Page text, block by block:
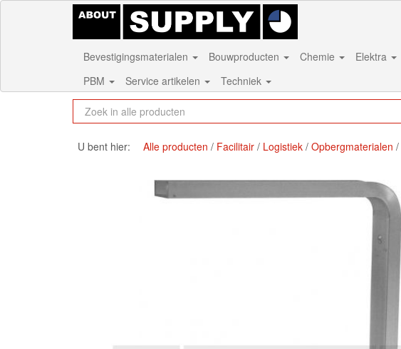
Bevestigingsmaterialen Bouwproducten Chemie Elektra
PBM
Service artikelen Techniek
U bent hier: Alle producten Facilitair Logistiek Opbergmaterialen